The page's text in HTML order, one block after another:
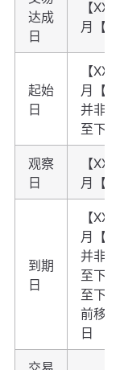
达成
日
【
月【
起始
日
【
月【
并非工
至下一
观察
日
【
月【
到期
日
【
月【
并非工
至下一
至下月
前移至
日